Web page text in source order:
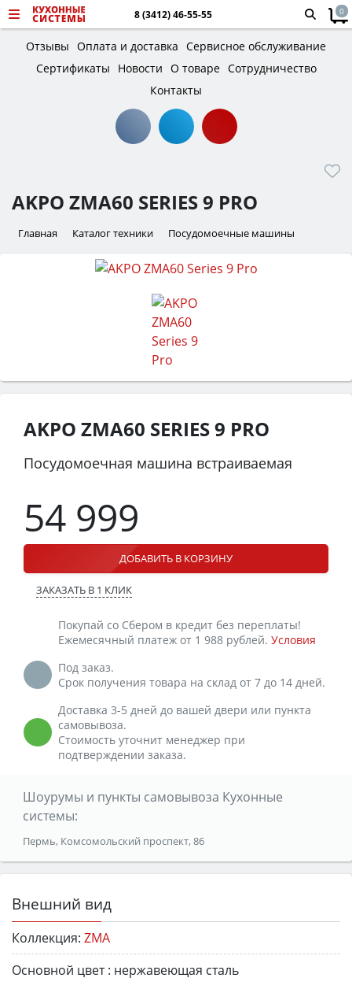
8 (3412) 46-55-55 0
Отзывы Оплата и доставка Сервисное обслуживание
Сертификаты
Новости О товаре Сотрудничество
Контакты
AKPO ZMA60 SERIES 9 PRO
Главная Каталог техники Посудомоечные машины
AKPO ZMA60 SERIES 9 PRO
Посудомоечная машина встраиваемая
54 999
ДОБАВИТЬ В КОРЗИНУ
ЗАКАЗАТЬ В 1 КЛИК
Покупай со Сбером в кредит без переплаты!
Ежемесячный платеж от 1 988 рублей. Условия
Под заказ.
Срок получения товара на склад от 7 до 14 дней.
Доставка 3-5 дней до вашей двери или пункта
самовывоза.
Стоимость уточнит менеджер при
подтверждении заказа.
Шоурумы и пункты самовывоза Кухонные
системы:
Пермь, Комсомольский проспект, 86
Внешний вид
Коллекция: ZMA
Основной цвет : нержавеющая сталь